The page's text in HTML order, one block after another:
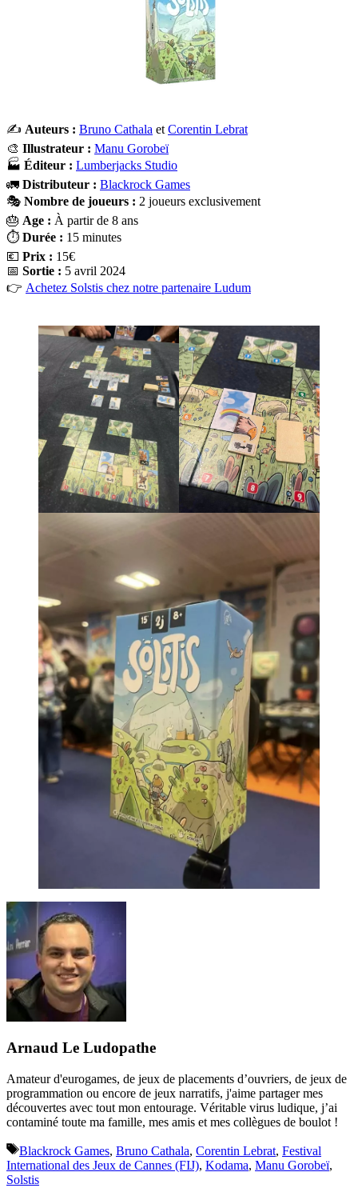
✍️ Auteurs : Bruno Cathala et Corentin Lebrat
🎨 Illustrateur : Manu Gorobeï
🏭 Éditeur : Lumberjacks Studio
🚛 Distributeur : Blackrock Games
🎭 Nombre de joueurs : 2 joueurs exclusivement
🎂 Age : À partir de 8 ans
⏱️ Durée : 15 minutes
💶 Prix : 15€
📅 Sortie : 5 avril 2024
👉 Achetez Solstis chez notre partenaire Ludum
Arnaud Le Ludopathe
Amateur d'eurogames, de jeux de placements d’ouvriers, de jeux de
programmation ou encore de jeux narratifs, j'aime partager mes
découvertes avec tout mon entourage. Véritable virus ludique, j’ai
contaminé toute ma famille, mes amis et mes collègues de boulot !
Étiquettes
Blackrock Games, Bruno Cathala, Corentin Lebrat, Festival
International des Jeux de Cannes (FIJ), Kodama, Manu Gorobeï,
Solstis